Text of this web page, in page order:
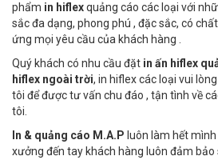
phẩm in hiflexquảng cáo các loại với
sắc đa dạng, phong phú , đặc sắc, có
ứng mọi yêu cầu của khách hàng .
Quý khách có nhu cầu đặt in ấn hiflex
hiflex ngoài trời, in hiflex các loại vui
tôi để được tư vấn chu đáo , tận tình về
tôi.
In & quảng cáo M.A.P luôn làm hết
xưởng đến tay khách hàng luôn đảm